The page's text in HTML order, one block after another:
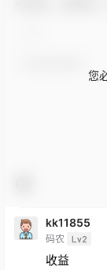
您
kk11855
码农 Lv2
收益